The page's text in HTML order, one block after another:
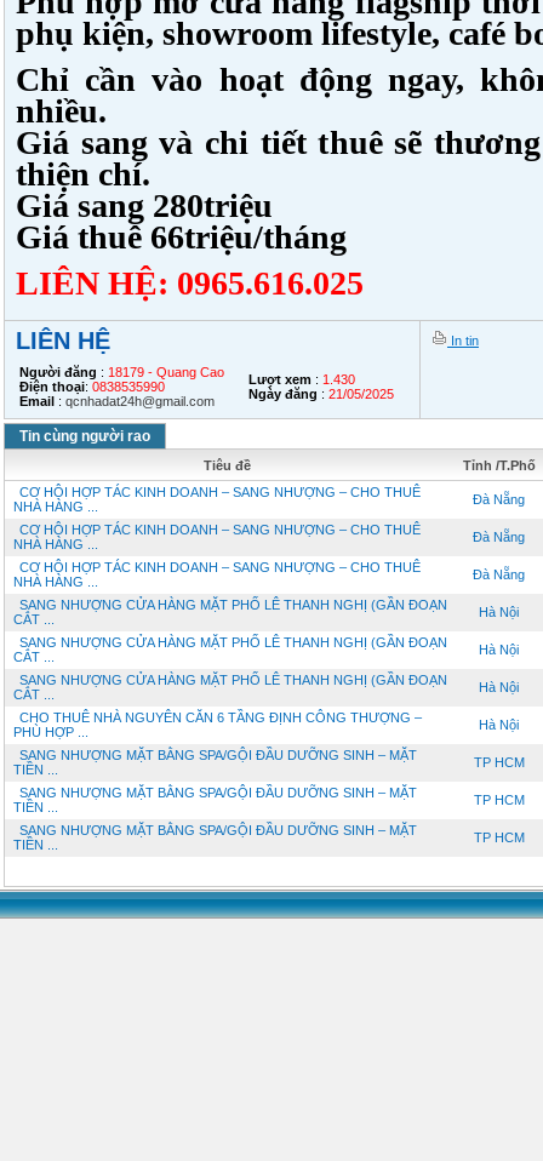
phụ kiện, showroom lifestyle, café
Chỉ cần vào hoạt động ngay,
nhiều.
Giá sang và chi tiết thuê sẽ
thiện chí.
Giá sang 280triệu
Giá thuê 66triệu/tháng
LIÊN HỆ: 0965.616.025
LIÊN HỆ
Người đăng : 18179 - Quang Cao
Điện thoại: 0838535990
Email : qcnhadat24h@gmail.com
Lượt xem : 1.430
Ngày đăng : 21/05/2025
In tin
Tin cùng người rao
Tiêu đề
Tỉnh /T.Phố
CƠ HỘI HỢP TÁC KINH DOANH – SANG NHƯỢNG – CHO THUÊ
NHÀ HÀNG ...
Đà Nẵng
CƠ HỘI HỢP TÁC KINH DOANH – SANG NHƯỢNG – CHO THUÊ
NHÀ HÀNG ...
Đà Nẵng
CƠ HỘI HỢP TÁC KINH DOANH – SANG NHƯỢNG – CHO THUÊ
NHÀ HÀNG ...
Đà Nẵng
SANG NHƯỢNG CỬA HÀNG MẶT PHỐ LÊ THANH NGHỊ (GẦN ĐOẠN
CẮT ...
Hà Nội
SANG NHƯỢNG CỬA HÀNG MẶT PHỐ LÊ THANH NGHỊ (GẦN ĐOẠN
CẮT ...
Hà Nội
SANG NHƯỢNG CỬA HÀNG MẶT PHỐ LÊ THANH NGHỊ (GẦN ĐOẠN
CẮT ...
Hà Nội
CHO THUÊ NHÀ NGUYÊN CĂN 6 TẦNG ĐỊNH CÔNG THƯỢNG –
PHÙ HỢP ...
Hà Nội
SANG NHƯỢNG MẶT BẰNG SPA/GỘI ĐẦU DƯỠNG SINH – MẶT
TIỀN ...
TP HCM
SANG NHƯỢNG MẶT BẰNG SPA/GỘI ĐẦU DƯỠNG SINH – MẶT
TIỀN ...
TP HCM
SANG NHƯỢNG MẶT BẰNG SPA/GỘI ĐẦU DƯỠNG SINH – MẶT
TIỀN ...
TP HCM